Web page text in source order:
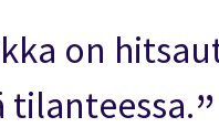
on
tilanteessa.